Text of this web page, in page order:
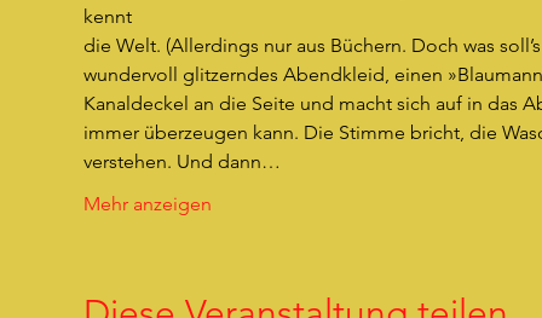
kennt
die Welt. (Allerdings nur aus Büchern. Doch was
wundervoll glitzerndes Abendkleid, einen
Kanaldeckel an die Seite und macht sich auf in das
immer überzeugen kann. Die Stimme bricht, die
verstehen. Und dann…
Mehr anzeigen